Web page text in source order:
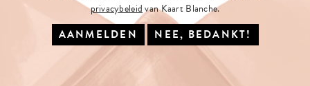
privacybeleidvan Kaart Blanche.